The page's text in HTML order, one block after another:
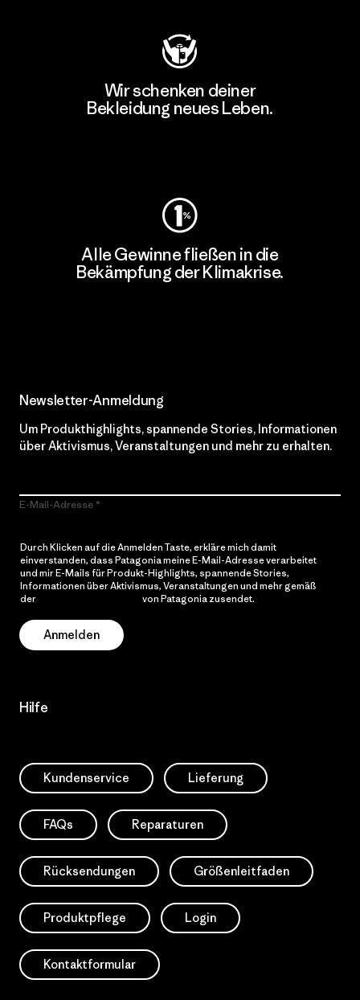
Wir schenken deiner
Bekleidung neues Leben.
Alle Gewinne fließen in die
Bekämpfung der Klimakrise.
Newsletter-Anmeldung
Um Produkthighlights, spannende Stories, Informationen
über Aktivismus, Veranstaltungen und mehr zu erhalten.
E-Mail-Adresse
Durch Klicken auf die Anmelden Taste, erkläre mich damit
einverstanden, dass Patagonia meine E-Mail-Adresse verarbeitet
und mir E-Mails für Produkt-Highlights, spannende Stories,
Informationen über Aktivismus, Veranstaltungen und mehr gemäß
der
von Patagonia zusendet.
Anmelden
Hilfe
Kundenservice Lieferung
FAQs Reparaturen
Rücksendungen Größenleitfaden
Produktpflege Login
Kontaktformular